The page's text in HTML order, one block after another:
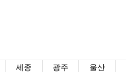
세종 광주 울산